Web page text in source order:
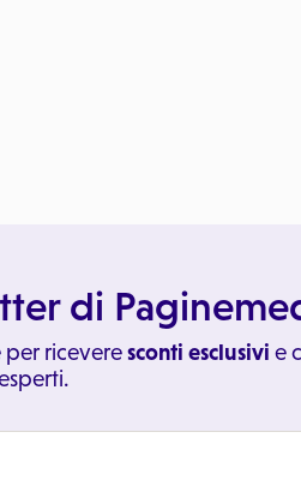
di
per riceveresconti esclusivi e